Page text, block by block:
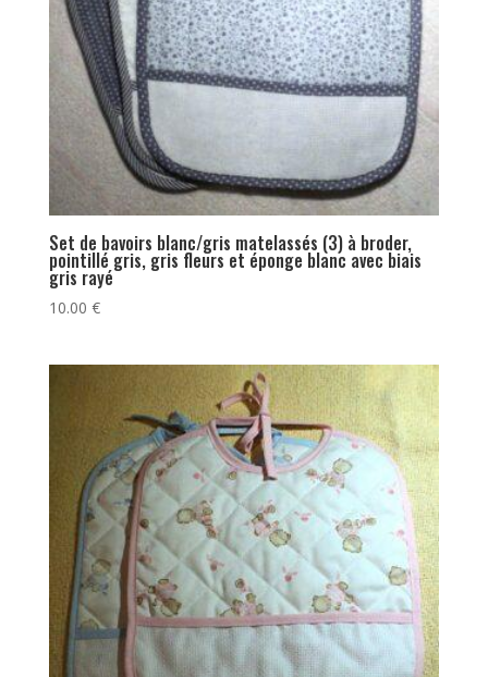
Set de bavoirs blanc/gris matelassés (3) à broder,
pointillé gris, gris fleurs et éponge blanc avec biais
gris rayé
10.00 €